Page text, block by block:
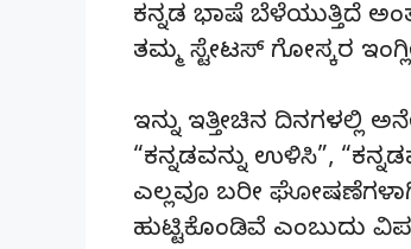
ಕನ್ನಡ ಭಾಷೆ ಬೆಳೆಯುತ್ತಿದೆ
ತಮ್ಮ ಸ್ಟೇಟಸ್ ಗೋಸ್ಕರ
ಇನ್ನು ಇತ್ತೀಚಿನ ದಿನಗಳಲ್ಲಿ
“ಕನ್ನಡವನ್ನು ಉಳಿಸಿ”,
ಎಲ್ಲವೂ ಬರೀ
ಹುಟ್ಟಿಕೊಂಡಿವೆ ಎಂಬುದು